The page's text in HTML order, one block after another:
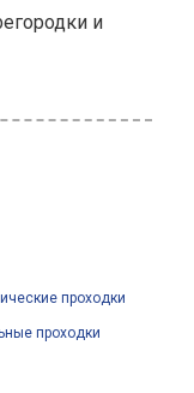
и
проходки
проходки